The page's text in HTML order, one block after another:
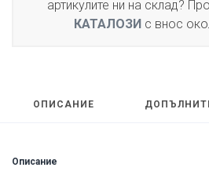
артикулите ни на склад?
КАТАЛОЗИс внос
ОПИСАНИЕ
Описание